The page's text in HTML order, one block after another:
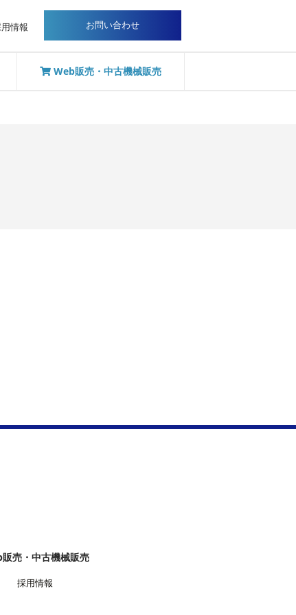
Web販売・中古機械販売
情報 お問い合わせ
売・中古機械販売
採用情報